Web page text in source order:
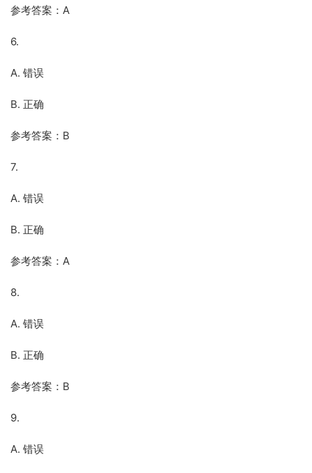
参考答案：A
6.
A. 错误
B. 正确
参考答案：B
7.
A. 错误
B. 正确
参考答案：A
8.
A. 错误
B. 正确
参考答案：B
9.
A. 错误